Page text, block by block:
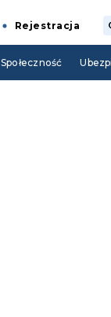
Rejestracja
Społeczność